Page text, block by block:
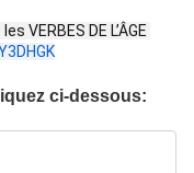
VERBES DE L’ÂGE
ci-dessous: